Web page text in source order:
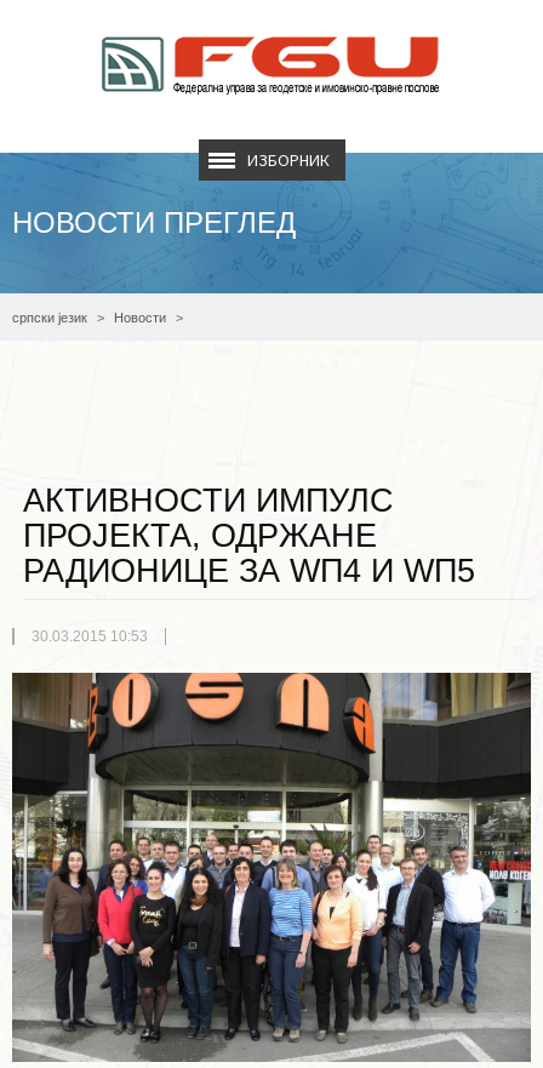
ИЗБОРНИК
НОВОСТИ ПРЕГЛЕД
српски језик Новости
АКТИВНОСТИ ИМПУЛС
ПРОЈЕКТА, ОДРЖАНЕ
РАДИОНИЦЕ ЗА WП4 И WП5
30.03.2015 10:53